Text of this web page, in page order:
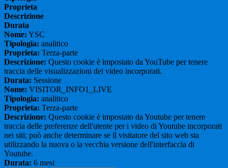
Proprieta
Descrizione
Durata
Nome: YSC
Tipologia: analitico
Proprieta: Terza-parte
Descrizione: Questo cookie è impostato da YouTube per tenere
traccia delle visualizzazioni dei video incorporati.
Durata: Sessione
Nome: VISITOR_INFO1_LIVE
Tipologia: analitico
Proprieta: Terza-parte
Descrizione: Questo cookie è impostato da Youtube per tenere
traccia delle preferenze dell'utente per i video di Youtube incorporati
nei siti; può anche determinare se il visitatore del sito web sta
utilizzando la nuova o la vecchia versione dell'interfaccia di
Youtube.
Durata: 6 mesi